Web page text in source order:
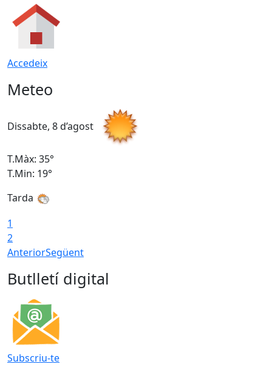
Accedeix
Meteo
Dissabte, 8 d’agost
T.Màx: 35°
T.Min: 19°
Tarda
1
2
AnteriorSegüent
Butlletí digital
Subscriu-te